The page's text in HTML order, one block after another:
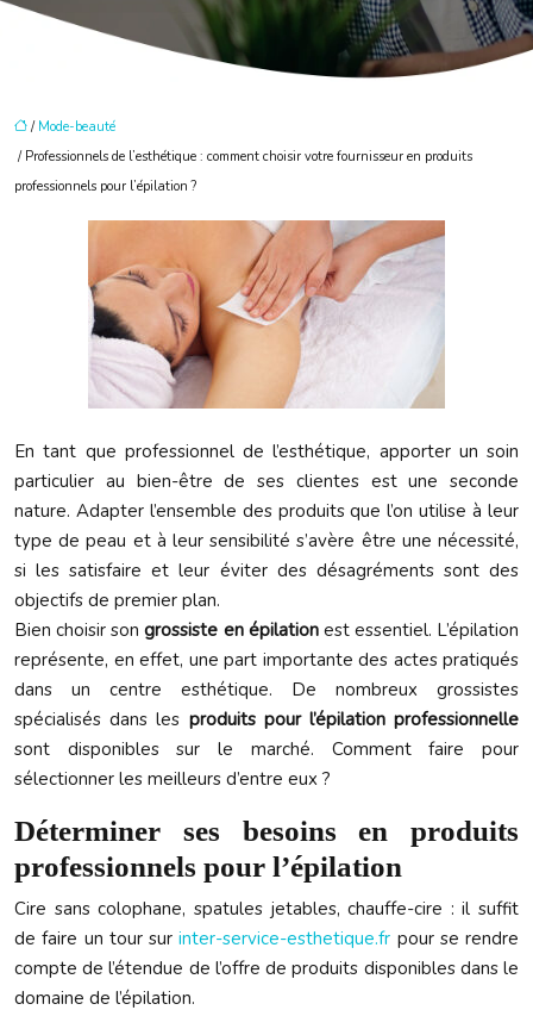
/ Mode-beauté
/ Professionnels de l’esthétique : comment choisir votre fournisseur en produits
professionnels pour l’épilation ?
En tant que professionnel de l’esthétique, apporter un soin
particulier au bien-être de ses clientes est une seconde
nature. Adapter l’ensemble des produits que l’on utilise à leur
type de peau et à leur sensibilité s’avère être une nécessité,
si les satisfaire et leur éviter des désagréments sont des
objectifs de premier plan.
Bien choisir songrossiste en épilationest essentiel. L’épilation
représente, en effet, une part importante des actes pratiqués
dans un centre esthétique. De nombreux grossistes
spécialisés dans les produits pour l’épilation professionnelle
sont disponibles sur le marché. Comment faire pour
sélectionner les meilleurs d’entre eux ?
Déterminer ses besoins en produits
professionnels pour l’épilation
Cire sans colophane, spatules jetables, chauffe-cire : il suffit
de faire un tour surinter-service-esthetique.fr pour se rendre
compte de l’étendue de l’offre de produits disponibles dans le
domaine de l’épilation.